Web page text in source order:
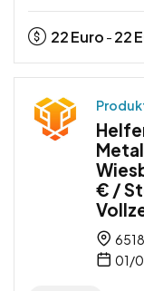
22Euro - 22
€ /
01/